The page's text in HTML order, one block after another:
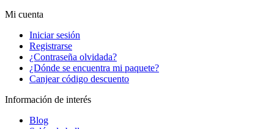
Mi cuenta
Iniciar sesión
Registrarse
¿Contraseña olvidada?
¿Dónde se encuentra mi paquete?
Canjear código descuento
Información de interés
Blog